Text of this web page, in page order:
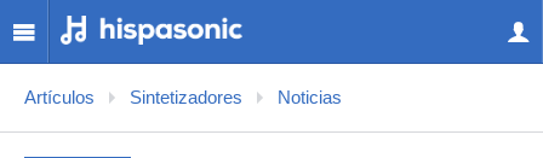
Artículos Sintetizadores Noticias